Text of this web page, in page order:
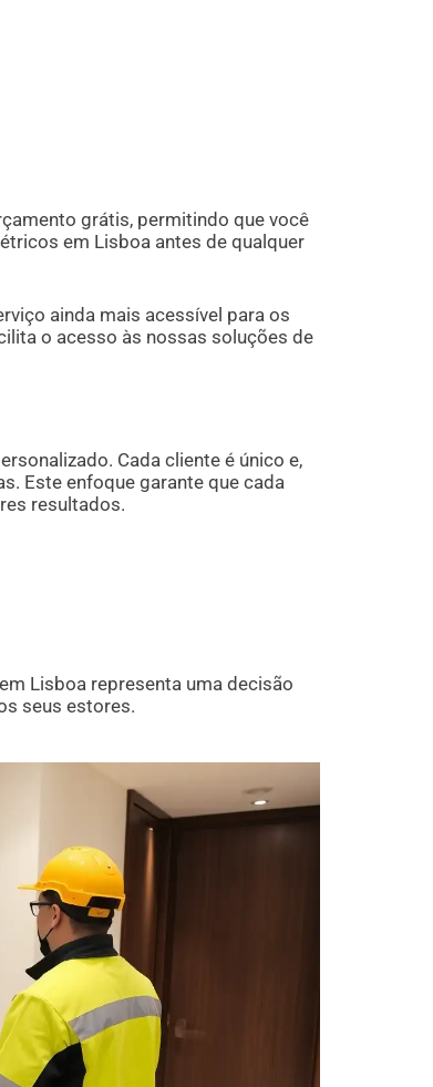
grátis, permitindo que você
em Lisboa antes de qualquer
ainda mais acessível para os
o acesso às nossas soluções de
Cada cliente é único e,
Este enfoque garante que cada
resultados.
Lisboa representa uma decisão
seus estores.